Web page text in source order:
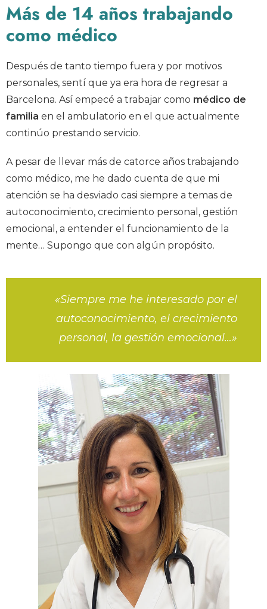
Más de 14 años trabajando
como médico
Después de tanto tiempo fuera y por motivos
personales, sentí que ya era hora de regresar a
Barcelona. Así empecé a trabajar como médico de
familia en el ambulatorio en el que actualmente
continúo prestando servicio.
A pesar de llevar más de catorce años trabajando
como médico, me he dado cuenta de que mi
atención se ha desviado casi siempre a temas de
autoconocimiento, crecimiento personal, gestión
emocional, a entender el funcionamiento de la
mente… Supongo que con algún propósito.
«Siempre me he interesado por el
autoconocimiento, el crecimiento
personal, la gestión emocional…»